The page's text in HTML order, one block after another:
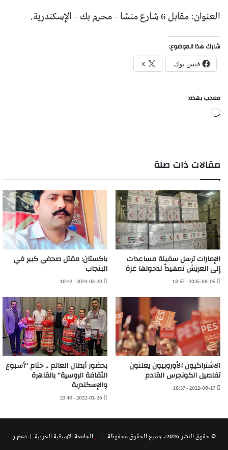
العنوان: مقابل 6 شارع منشا – محرم بك – الإسكندرية.
شارك هذا الموضوع:
فيس بوك X
معجب بهذه:
جاري
مقالات ذات صلة
الإمارات ترسل سفينة مساعدات
إلى العريش تمهيداً لدخولها غزة
2025-08-05 - 18:57
باكستان: مقتل صحفي كبير في
البنجاب
2024-03-20 - 10:42
الاشتراكيون الأوروبيون يعلنون
تفاصيل الكونجرس القادم
2022-06-17 - 18:37
بحضور أبطال العالم .. ختام “أسبوع
الثقافة الروسية” بالقاهرة
والإسكندرية
2022-01-26 - 23:40
© حقوق النشر 2026، جميع الحقوق محفوظة | الجامعة الاسبانية العريية | دعم و